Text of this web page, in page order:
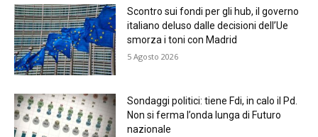
Scontro sui fondi per gli hub, il governo
italiano deluso dalle decisioni dell’Ue
smorza i toni con Madrid
5 Agosto 2026
Sondaggi politici: tiene Fdi, in calo il Pd.
Non si ferma l’onda lunga di Futuro
nazionale